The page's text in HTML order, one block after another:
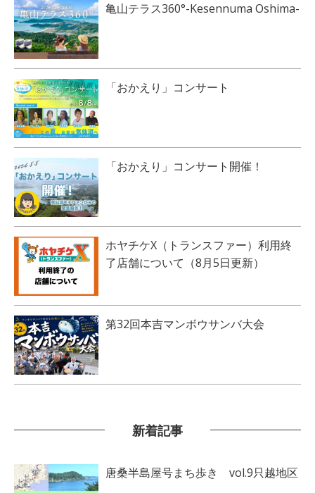
亀山テラス360°-Kesennuma Oshima-
「おかえり」コンサート
「おかえり」コンサート開催！
ホヤチケX（トランスファー）利用終
了店舗について（8月5日更新）
第32回本吉マンボウサンバ大会
新着記事
唐桑半島屋号まち歩き vol.9只越地区